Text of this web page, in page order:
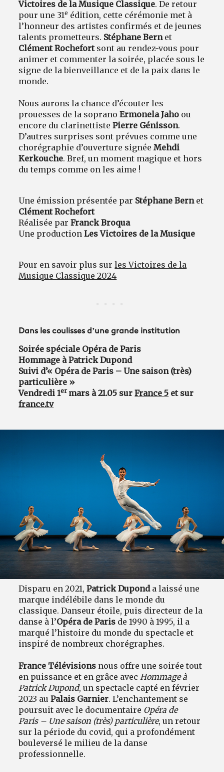
Victoires de la Musique Classique. De retour
pour une 31e édition, cette cérémonie met à
l’honneur des artistes confirmés et de jeunes
talents prometteurs. Stéphane Bern et
Clément Rochefortsont au rendez-vous pour
animer et commenter la soirée, placée sous le
signe de la bienveillance et de la paix dans le
monde.
Nous aurons la chance d’écouter les
prouesses de la sopranoErmonela Jaho ou
encore du clarinettistePierre Génisson.
D’autres surprises sont prévues comme une
chorégraphie d’ouverture signéeMehdi
Kerkouche. Bref, un moment magique et hors
du temps comme on les aime !
Une émission présentée par Stéphane Bernet
Clément Rochefort
Réalisée parFranck Broqua
Une productionLes Victoires de la Musique
Pour en savoir plus surles Victoires de la
Musique Classique 2024
Dans les coulisses d’une grande institution
Soirée spéciale Opéra de Paris
Hommage à Patrick Dupond
Suivi d’« Opéra de Paris – Une saison (très)
particulière »
Vendredi 1er mars à 21.05 surFrance 5 et sur
france.tv
Disparu en 2021,Patrick Dupond a laissé une
marque indélébile dans le monde du
classique. Danseur étoile, puis directeur de la
danse à l’Opéra de Paris de 1990 à 1995, il a
marqué l’histoire du monde du spectacle et
inspiré de nombreux chorégraphes.
France Télévisions nous offre une soirée tout
en puissance et en grâce avecHommage à
Patrick Dupond, un spectacle capté en février
2023 auPalais Garnier. L’enchantement se
poursuit avec le documentaire Opéra de
Paris – Une saison (très) particulière, un retour
sur la période du covid, qui a profondément
bouleversé le milieu de la danse
professionnelle.